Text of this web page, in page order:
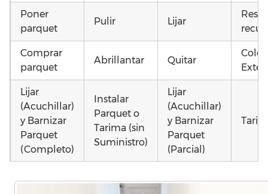
Poner
parquet
Pulir Lijar
Comprar
parquet
Abrillantar Quitar
Lijar
(Acuchillar)
y Barnizar
Parquet
(Completo)
Instalar
Parquet o
Tarima (sin
Suministro)
Lijar
(Acuchillar)
y Barnizar
Parquet
(Parcial)
parquet o